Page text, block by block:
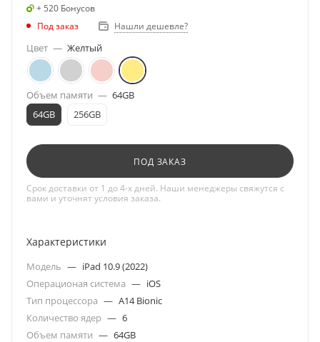
+ 520 Бонусов
Под заказ
Нашли дешевле?
Цвет — Желтый
Объем памяти — 64GB
64GB
256GB
ПОД ЗАКАЗ
Срок доставки от 1 до 4-х дней. Наши менеджеры свяжутся с
вами и уточнят условия заказа.
Характеристики
Модель — iPad 10.9 (2022)
Операционая система — iOS
Тип процессора — A14 Bionic
Количество ядер — 6
Объем памяти — 64GB